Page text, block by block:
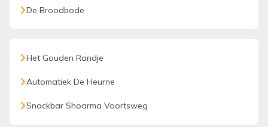
De Broodbode
Het Gouden Randje
Automatiek De Heurne
Snackbar Shoarma Voortsweg